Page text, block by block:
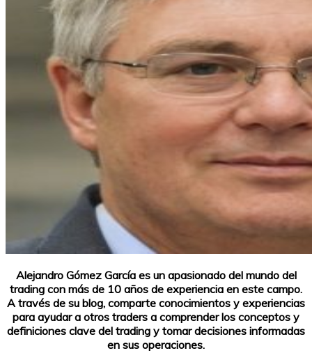
Alejandro Gómez García es un apasionado del mundo del
trading con más de 10 años de experiencia en este campo.
A través de su blog, comparte conocimientos y experiencias
para ayudar a otros traders a comprender los conceptos y
definiciones clave del trading y tomar decisiones informadas
en sus operaciones.